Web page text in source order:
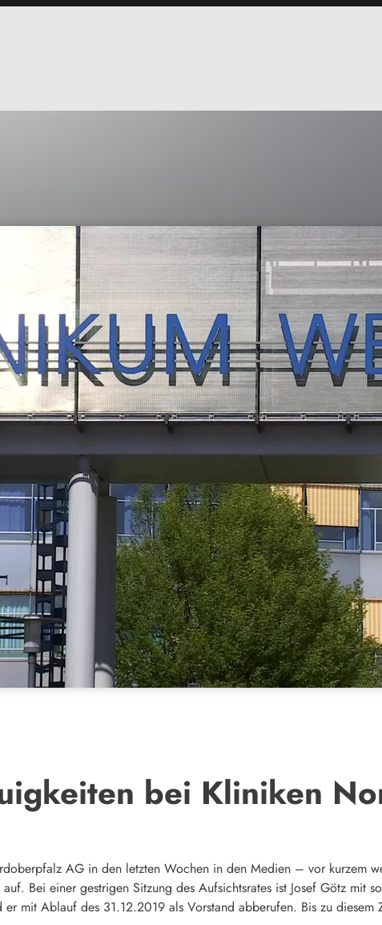
bei Kliniken
AG in den letzten Wochen in den Medien – vor kurzem
Bei einer gestrigen Sitzung des Aufsichtsrates ist Josef Götz mit
mit Ablauf des 31.12.2019 als Vorstand abberufen. Bis zu diesem